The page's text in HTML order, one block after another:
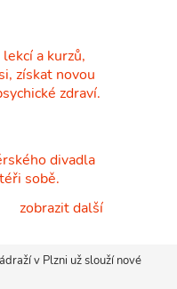
a kurzů,
získat novou
zdraví.
divadla
sobě.
zobrazit další
v Plzni už slouží nové